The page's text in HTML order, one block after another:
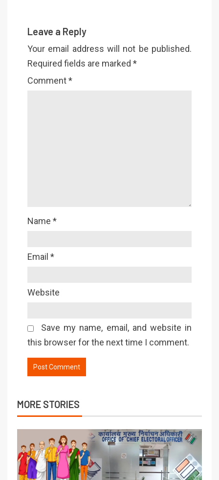
Leave a Reply
Your email address will not be published.
Required fields are marked *
Comment*
Name *
Email *
Website
Save my name, email, and website in
this browser for the next time I comment.
MORE STORIES